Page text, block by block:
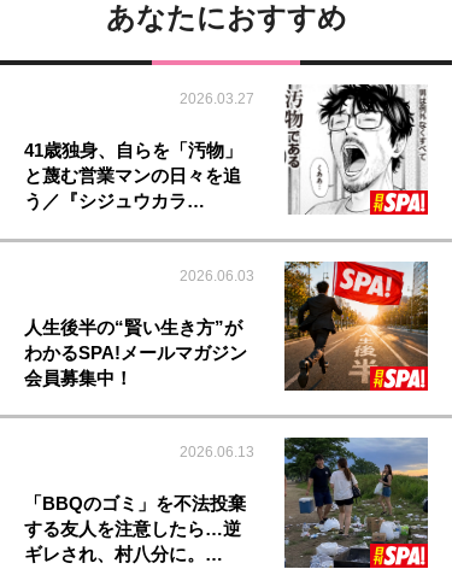
あなたにおすすめ
2026.03.27
41歳独身、自らを「汚物」
と蔑む営業マンの日々を追
う／『シジュウカラ…
2026.06.03
人生後半の“賢い生き方”が
わかるSPA!メールマガジン
会員募集中！
2026.06.13
「BBQのゴミ」を不法投棄
する友人を注意したら…逆
ギレされ、村八分に。…